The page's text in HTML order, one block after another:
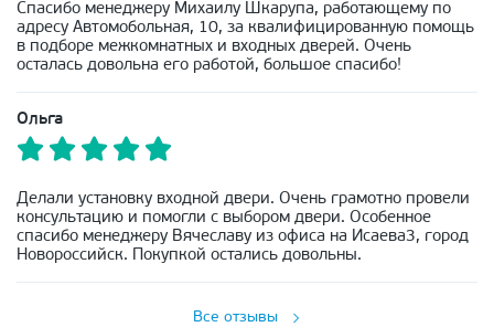
Спасибо менеджеру Михаилу Шкарупа, работающему по
адресу Автомобольная, 10, за квалифицированную помощь
в подборе межкомнатных и входных дверей. Очень
осталась довольна его работой, большое спасибо!
Ольга
Делали установку входной двери. Очень грамотно провели
консультацию и помогли с выбором двери. Особенное
спасибо менеджеру Вячеславу из офиса на Исаева3, город
Новороссийск. Покупкой остались довольны.
Все отзывы